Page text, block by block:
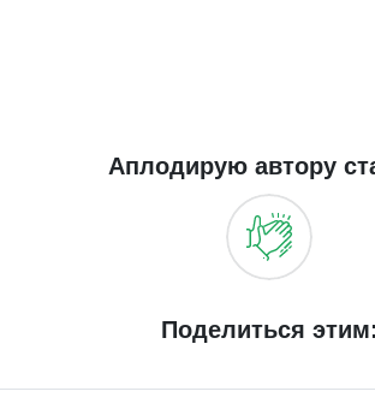
Аплодирую автору
Поделиться этим: